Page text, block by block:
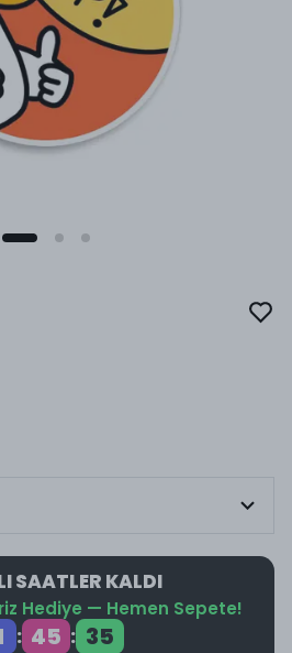
SAATLER KALDI
Hediye — Hemen Sepete!
: 45 : 34